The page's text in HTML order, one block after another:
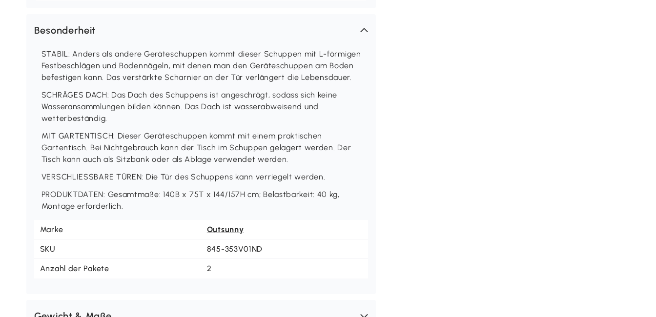
Besonderheit
STABIL: Anders als andere Geräteschuppen kommt dieser Schuppen mit L-förmigen
Festbeschlägen und Bodennägeln, mit denen man den Geräteschuppen am Boden
befestigen kann. Das verstärkte Scharnier an der Tür verlängert die Lebensdauer.
SCHRÄGES DACH: Das Dach des Schuppens ist angeschrägt, sodass sich keine
Wasseransammlungen bilden können. Das Dach ist wasserabweisend und
wetterbeständig.
MIT GARTENTISCH: Dieser Geräteschuppen kommt mit einem praktischen
Gartentisch. Bei Nichtgebrauch kann der Tisch im Schuppen gelagert werden. Der
Tisch kann auch als Sitzbank oder als Ablage verwendet werden.
VERSCHLIESSBARE TÜREN: Die Tür des Schuppens kann verriegelt werden.
PRODUKTDATEN: Gesamtmaße: 140B x 75T x 144/157H cm; Belastbarkeit: 40 kg,
Montage erforderlich.
Marke Outsunny
SKU 845-353V01ND
Anzahl der Pakete 2